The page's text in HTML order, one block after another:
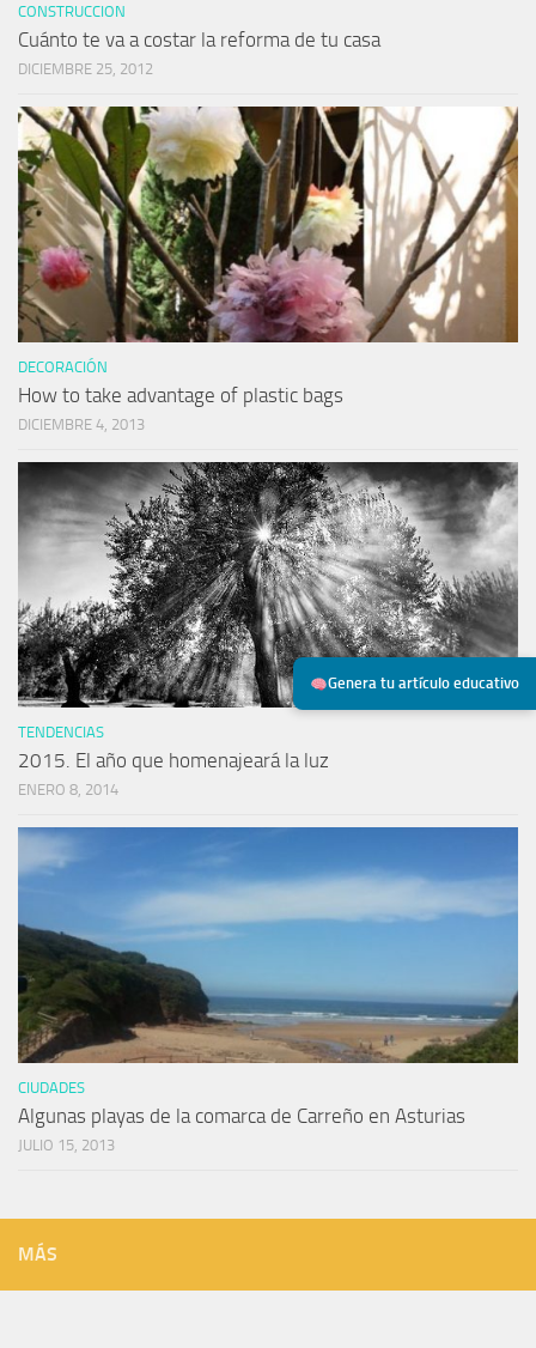
Genera tu artículo educativo
CONSTRUCCION
Cuánto te va a costar la reforma de tu casa
DICIEMBRE 25, 2012
DECORACIÓN
How to take advantage of plastic bags
DICIEMBRE 4, 2013
TENDENCIAS
2015. El año que homenajeará la luz
ENERO 8, 2014
CIUDADES
Algunas playas de la comarca de Carreño en Asturias
JULIO 15, 2013
MÁS